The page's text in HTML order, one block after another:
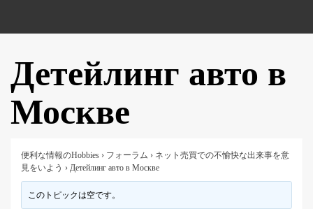
Детейлинг авто в
Москве
便利な情報のHobbies › フォーラム › ネット売買での不愉快な出来事を意
見をいよう › Детейлинг авто в Москве
このトピックは空です。